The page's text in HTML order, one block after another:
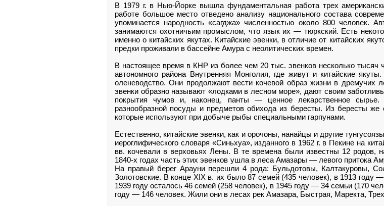
В 1979 г. в Нью-Йорке вышла фундаментальная работа трех
работе большое место отведено анализу национального состава
упоминается народность «сагджа» численностью около 800 человек.
занимаются охотничьим промыслом, что язык их — тюркский. Есть
именно о китайских якутах. Китайские эвенки, в отличие от китайских
предки проживали в бассейне Амура с неолитических времен.
В настоящее время в КНР из более чем 20 тыс. эвенков несколько
автономного района Внутренняя Монголия, где живут и китайские
оленеводство. Они продолжают вести кочевой образ жизни в дремучих
эвенки образно называют «лодками в лесном море», дают своим
покрытия чумов и, наконец, панты — ценное лекарственное
разнообразной посуды и предметов обихода из бересты. Из бересты
которые используют при добыче рыбы специальными гарпунами.
Естественно, китайские эвенки, как и орочоны, нанайцы и другие
иероглифического словаря «Синьхуа», изданного в 1962 г. в Пекине на
вв. кочевали в верховьях Лены. В те времена были известны 12 родов,
1840-х годах часть этих эвенков ушла в леса Амазары — левого притока
На правый берег Арауни перешли 4 рода: Бульдотовы, Калтакуровы,
Золотовские. В конце XIX в. их было 87 семей (435 человек), в 1913 году
1939 году осталось 46 семей (258 человек), в 1945 году — 34 семьи (170
году — 146 человек. Жили они в лесах рек Амазара, Быстрая, Маректа,